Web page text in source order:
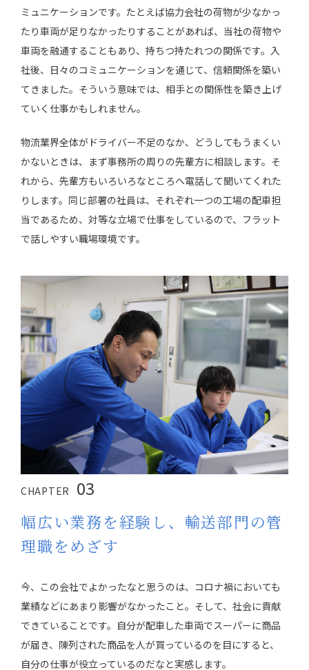
ミュニケーションです。たとえば協力会社の荷物が少なかっ
たり車両が足りなかったりすることがあれば、当社の荷物や
車両を融通することもあり、持ちつ持たれつの関係です。入
社後、日々のコミュニケーションを通じて、信頼関係を築い
てきました。そういう意味では、相手との関係性を築き上げ
ていく仕事かもしれません。
物流業界全体がドライバー不足のなか、どうしてもうまくい
かないときは、まず事務所の周りの先輩方に相談します。そ
れから、先輩方もいろいろなところへ電話して聞いてくれた
りします。同じ部署の社員は、それぞれ一つの工場の配車担
当であるため、対等な立場で仕事をしているので、フラット
で話しやすい職場環境です。
CHAPTER 03
幅広い業務を経験し、輸送部門の管
理職をめざす
今、この会社でよかったなと思うのは、コロナ禍においても
業績などにあまり影響がなかったこと。そして、社会に貢献
できていることです。自分が配車した車両でスーパーに商品
が届き、陳列された商品を人が買っているのを目にすると、
自分の仕事が役立っているのだなと実感します。